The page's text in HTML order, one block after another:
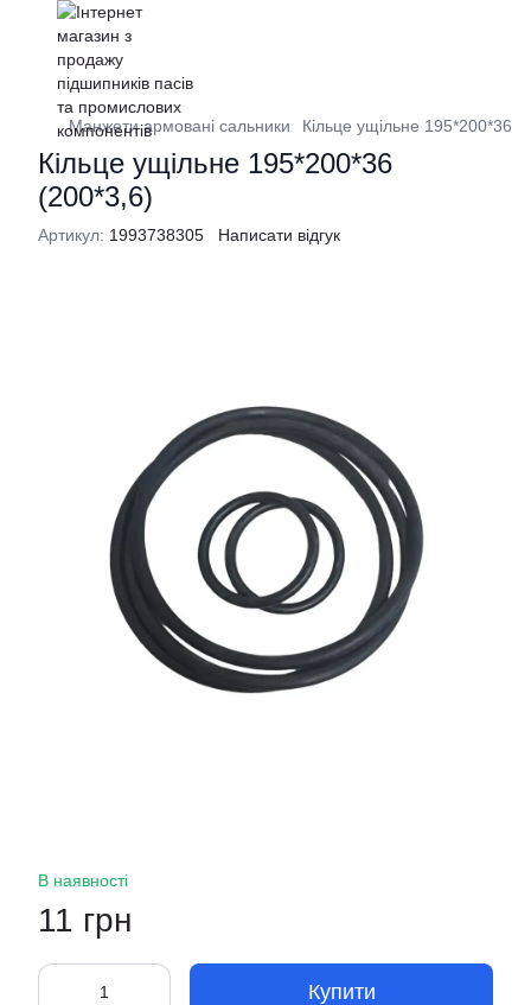
Манжети армовані сальники Кільце ущільне 195*200*36
Кільце ущільне 195*200*36
(200*3,6)
Артикул: 1993738305 Написати відгук
В наявності
11 грн
Купити